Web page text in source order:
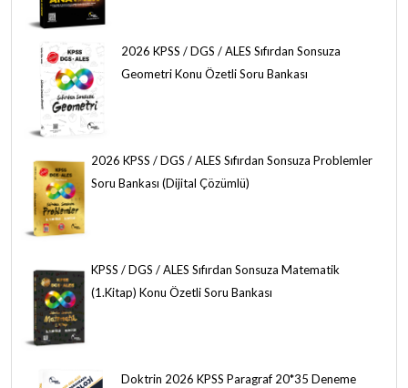
2026 KPSS / DGS / ALES Sıfırdan Sonsuza
Geometri Konu Özetli Soru Bankası
2026 KPSS / DGS / ALES Sıfırdan Sonsuza Problemler
Soru Bankası (Dijital Çözümlü)
KPSS / DGS / ALES Sıfırdan Sonsuza Matematik
(1.Kitap) Konu Özetli Soru Bankası
Doktrin 2026 KPSS Paragraf 20*35 Deneme